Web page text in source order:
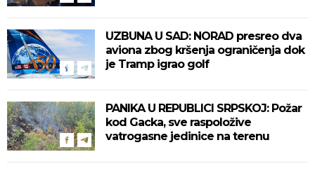
UZBUNA U SAD: NORAD presreo dva
aviona zbog kršenja ograničenja dok
je Tramp igrao golf
PANIKA U REPUBLICI SRPSKOJ: Požar
kod Gacka, sve raspoložive
vatrogasne jedinice na terenu